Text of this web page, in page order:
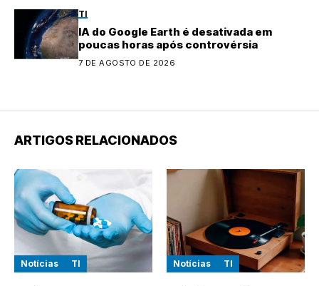
TI
IA do Google Earth é desativada em
poucas horas após controvérsia
7 DE AGOSTO DE 2026
ARTIGOS RELACIONADOS
Notícias TI Notícias TI